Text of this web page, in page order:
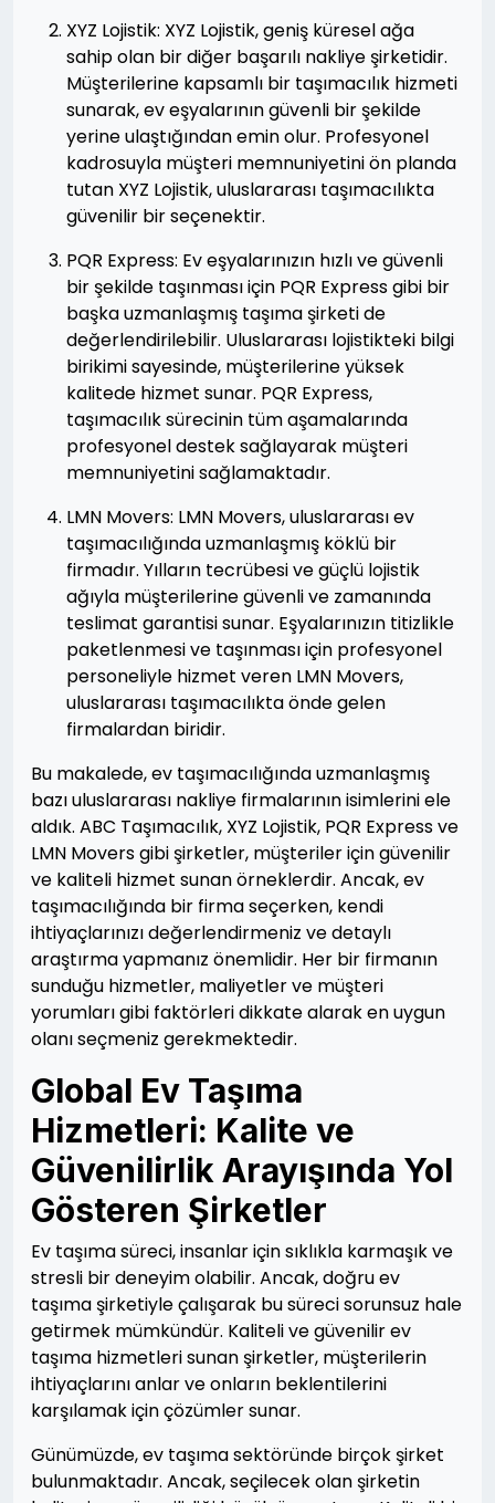
XYZ Lojistik: XYZ Lojistik, geniş küresel ağa
sahip olan bir diğer başarılı nakliye şirketidir.
Müşterilerine kapsamlı bir taşımacılık hizmeti
sunarak, ev eşyalarının güvenli bir şekilde
yerine ulaştığından emin olur. Profesyonel
kadrosuyla müşteri memnuniyetini ön planda
tutan XYZ Lojistik, uluslararası taşımacılıkta
güvenilir bir seçenektir.
PQR Express: Ev eşyalarınızın hızlı ve güvenli
bir şekilde taşınması için PQR Express gibi bir
başka uzmanlaşmış taşıma şirketi de
değerlendirilebilir. Uluslararası lojistikteki bilgi
birikimi sayesinde, müşterilerine yüksek
kalitede hizmet sunar. PQR Express,
taşımacılık sürecinin tüm aşamalarında
profesyonel destek sağlayarak müşteri
memnuniyetini sağlamaktadır.
LMN Movers: LMN Movers, uluslararası ev
taşımacılığında uzmanlaşmış köklü bir
firmadır. Yılların tecrübesi ve güçlü lojistik
ağıyla müşterilerine güvenli ve zamanında
teslimat garantisi sunar. Eşyalarınızın titizlikle
paketlenmesi ve taşınması için profesyonel
personeliyle hizmet veren LMN Movers,
uluslararası taşımacılıkta önde gelen
firmalardan biridir.
Bu makalede, ev taşımacılığında uzmanlaşmış
bazı uluslararası nakliye firmalarının isimlerini ele
aldık. ABC Taşımacılık, XYZ Lojistik, PQR Express ve
LMN Movers gibi şirketler, müşteriler için güvenilir
ve kaliteli hizmet sunan örneklerdir. Ancak, ev
taşımacılığında bir firma seçerken, kendi
ihtiyaçlarınızı değerlendirmeniz ve detaylı
araştırma yapmanız önemlidir. Her bir firmanın
sunduğu hizmetler, maliyetler ve müşteri
yorumları gibi faktörleri dikkate alarak en uygun
olanı seçmeniz gerekmektedir.
Global Ev Taşıma
Hizmetleri: Kalite ve
Güvenilirlik Arayışında Yol
Gösteren Şirketler
Ev taşıma süreci, insanlar için sıklıkla karmaşık ve
stresli bir deneyim olabilir. Ancak, doğru ev
taşıma şirketiyle çalışarak bu süreci sorunsuz hale
getirmek mümkündür. Kaliteli ve güvenilir ev
taşıma hizmetleri sunan şirketler, müşterilerin
ihtiyaçlarını anlar ve onların beklentilerini
karşılamak için çözümler sunar.
Günümüzde, ev taşıma sektöründe birçok şirket
bulunmaktadır. Ancak, seçilecek olan şirketin